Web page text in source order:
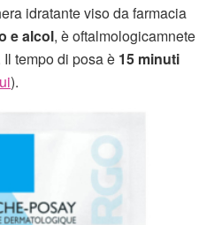
idratante viso da farmacia
e alcol, è oftalmologicamnete
tempo di posa è 15 minuti
).